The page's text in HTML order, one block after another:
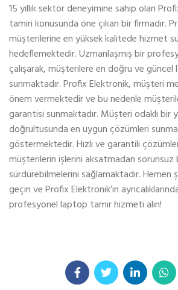
15 yıllık sektör deneyimine sahip olan
tamiri konusunda öne çıkan bir firmadır.
müşterilerine en yüksek kalitede hizmet
hedeflemektedir. Uzmanlaşmış bir
çalışarak, müşterilere en doğru ve
sunmaktadır. Profix Elektronik, müşteri
önem vermektedir ve bu nedenle
garantisi sunmaktadır. Müşteri odaklı bir
doğrultusunda en uygun çözümleri
göstermektedir. Hızlı ve garantili
müşterilerin işlerini aksatmadan sorunsuz
sürdürebilmelerini sağlamaktadır. Hemen
geçin ve Profix Elektronik’in
profesyonel laptop tamir hizmeti alın!